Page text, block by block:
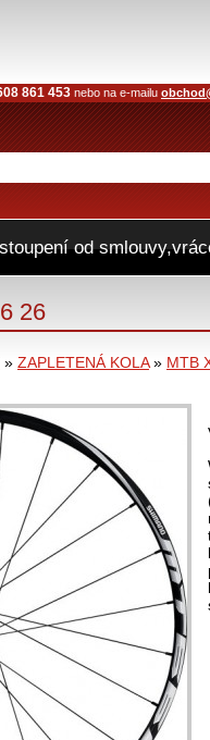
26
» ZAPLETENÁ KOLA» MTB
861 453 nebo na e-mailu
od